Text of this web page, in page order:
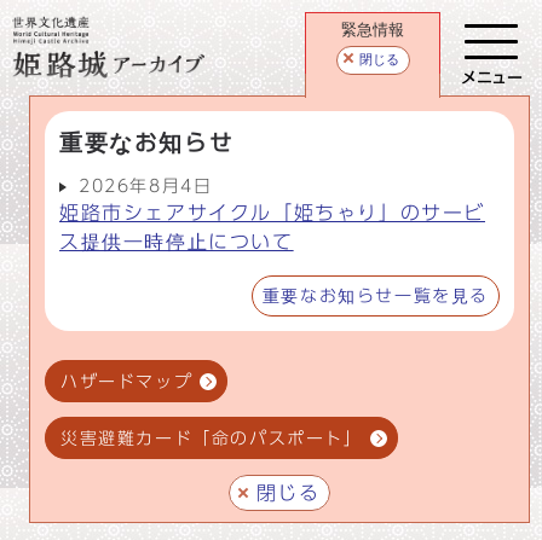
緊急情報
閉じる
重要なお知らせ
2026年8月4日
姫路市シェアサイクル「姫ちゃり」のサービ
ス提供一時停止について
重要なお知らせ一覧を見る
ハザードマップ
災害避難カード「命のパスポート」
閉じる
メニュー